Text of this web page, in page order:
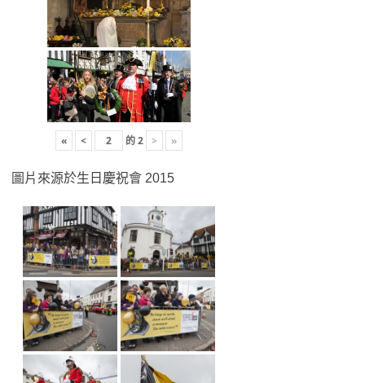
« < 的2 > »
圖片來源於生日慶祝會 2015